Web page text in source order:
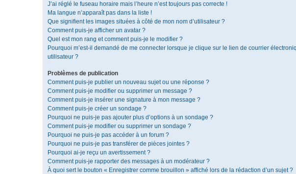
J’ai réglé le fuseau horaire mais l’heure n’est toujours pas correcte !
Ma langue n’apparaît pas dans la liste !
Que signifient les images situées à côté de mon nom d’utilisateur ?
Comment puis-je afficher un avatar ?
Quel est mon rang et comment puis-je le modifier ?
Pourquoi m’est-il demandé de me connecter lorsque je clique sur le lien de courrier
utilisateur ?
Problèmes de publication
Comment puis-je publier un nouveau sujet ou une réponse ?
Comment puis-je modifier ou supprimer un message ?
Comment puis-je insérer une signature à mon message ?
Comment puis-je créer un sondage ?
Pourquoi ne puis-je pas ajouter plus d’options à un sondage ?
Comment puis-je modifier ou supprimer un sondage ?
Pourquoi ne puis-je pas accéder à un forum ?
Pourquoi ne puis-je pas transférer de pièces jointes ?
Pourquoi ai-je reçu un avertissement ?
Comment puis-je rapporter des messages à un modérateur ?
À quoi sert le bouton « Enregistrer comme brouillon » affiché lors de la rédaction d’un sujet ?